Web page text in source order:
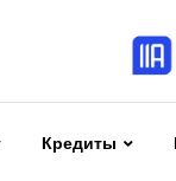
Кредиты